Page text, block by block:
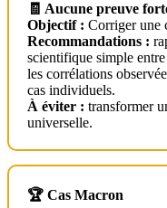
🧾 Aucune preuve
Objectif : Corriger une
Recommandations :
scientifique simple
les corrélations
cas individuels.
À éviter : transformer
universelle.
🏆 Cas Macron